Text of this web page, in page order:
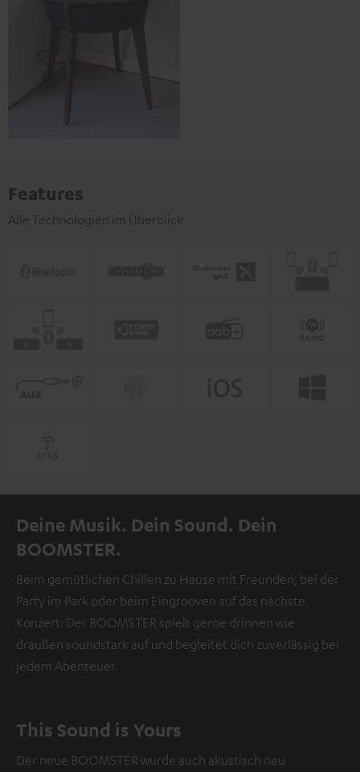
Features
Alle Technologien im Überblick
Deine Musik. Dein Sound. Dein
BOOMSTER.
Beim gemütlichen Chillen zu Hause mit Freunden, bei der
Party im Park oder beim Eingrooven auf das nächste
Konzert: Der BOOMSTER spielt gerne drinnen wie
draußen soundstark auf und begleitet dich zuverlässig bei
jedem Abenteuer.
This Sound is Yours
Der neue BOOMSTER wurde auch akustisch neu